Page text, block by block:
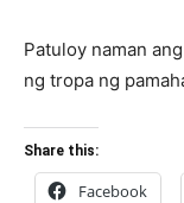
Patuloy naman
ng tropa ng
Share this:
Facebook